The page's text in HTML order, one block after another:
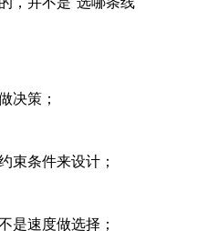
决策；
束条件来设计；
是速度做选择；